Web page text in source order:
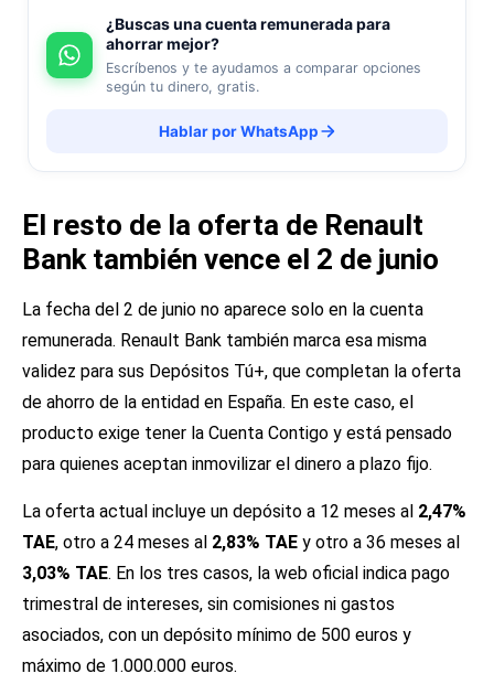
¿Buscas una cuenta remunerada para
ahorrar mejor?
Escríbenos y te ayudamos a comparar opciones
según tu dinero, gratis.
Hablar por WhatsApp
El resto de la oferta de Renault
Bank también vence el 2 de junio
La fecha del 2 de junio no aparece solo en la cuenta
remunerada. Renault Bank también marca esa misma
validez para sus Depósitos Tú+, que completan la oferta
de ahorro de la entidad en España. En este caso, el
producto exige tener la Cuenta Contigo y está pensado
para quienes aceptan inmovilizar el dinero a plazo fijo.
La oferta actual incluye un depósito a 12 meses al 2,47%
TAE, otro a 24 meses al 2,83% TAE y otro a 36 meses al
3,03% TAE. En los tres casos, la web oficial indica pago
trimestral de intereses, sin comisiones ni gastos
asociados, con un depósito mínimo de 500 euros y
máximo de 1.000.000 euros.